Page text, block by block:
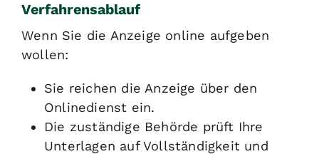
Verfahrensablauf
Wenn Sie die Anzeige online aufgeben
wollen:
Sie reichen die Anzeige über den
Onlinedienst ein.
Die zuständige Behörde prüft Ihre
Unterlagen auf Vollständigkeit und